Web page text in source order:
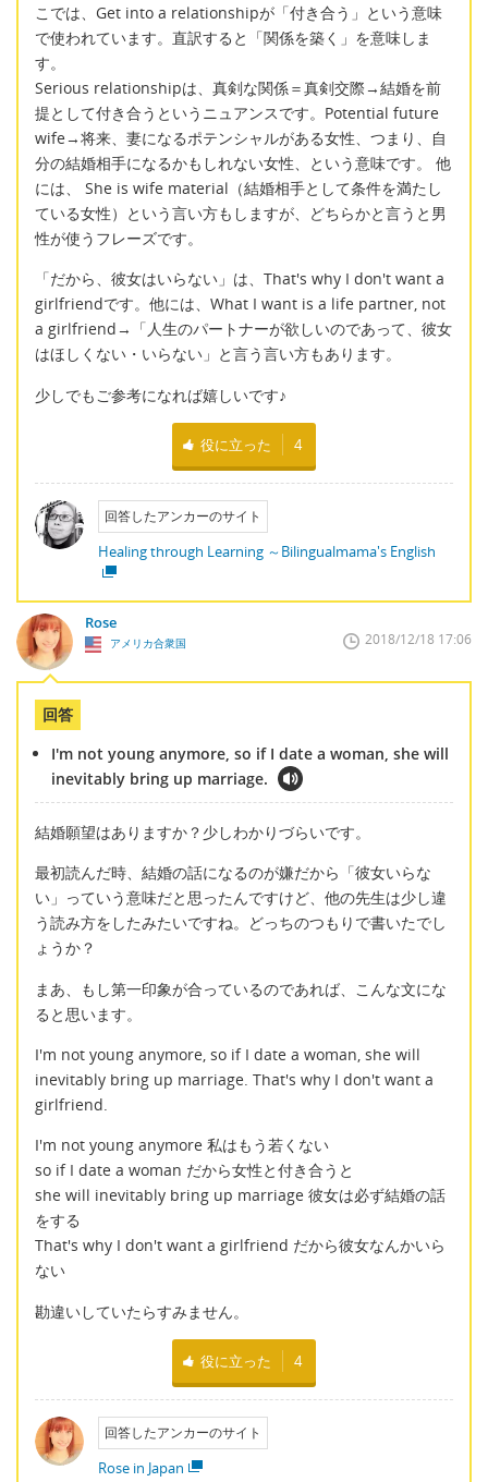
こでは、Get into a relationshipが「付き合う」という意味
で使われています。直訳すると「関係を築く」を意味しま
す。
Serious relationshipは、真剣な関係＝真剣交際→結婚を前
提として付き合うというニュアンスです。Potential future
wife→将来、妻になるポテンシャルがある女性、つまり、自
分の結婚相手になるかもしれない女性、という意味です。 他
には、 She is wife material（結婚相手として条件を満たし
ている女性）という言い方もしますが、どちらかと言うと男
性が使うフレーズです。
「だから、彼女はいらない」は、That's why I don't want a
girlfriendです。他には、What I want is a life partner, not
a girlfriend→「人生のパートナーが欲しいのであって、彼女
はほしくない・いらない」と言う言い方もあります。
少しでもご参考になれば嬉しいです♪
役に立った 4
回答したアンカーのサイト
Healing through Learning ～Bilingualmama's English
Rose
アメリカ合衆国 2018/12/18 17:06
回答
I'm not young anymore, so if I date a woman, she will
inevitably bring up marriage.
結婚願望はありますか？少しわかりづらいです。
最初読んだ時、結婚の話になるのが嫌だから「彼女いらな
い」っていう意味だと思ったんですけど、他の先生は少し違
う読み方をしたみたいですね。どっちのつもりで書いたでし
ょうか？
まあ、もし第一印象が合っているのであれば、こんな文にな
ると思います。
I'm not young anymore, so if I date a woman, she will
inevitably bring up marriage. That's why I don't want a
girlfriend.
I'm not young anymore 私はもう若くない
so if I date a woman だから女性と付き合うと
she will inevitably bring up marriage 彼女は必ず結婚の話
をする
That's why I don't want a girlfriend だから彼女なんかいら
ない
勘違いしていたらすみません。
役に立った 4
回答したアンカーのサイト
Rose in Japan